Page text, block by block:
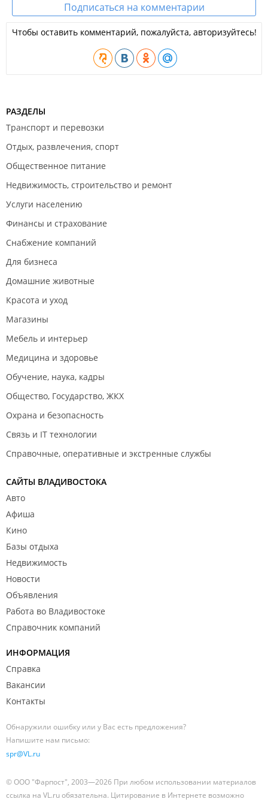
Подписаться на комментарии
Чтобы оставить комментарий, пожалуйста, авторизуйтесь!
РАЗДЕЛЫ
Транспорт и перевозки
Отдых, развлечения, спорт
Общественное питание
Недвижимость, строительство и ремонт
Услуги населению
Финансы и страхование
Снабжение компаний
Для бизнеса
Домашние животные
Красота и уход
Магазины
Мебель и интерьер
Медицина и здоровье
Обучение, наука, кадры
Общество, Государство, ЖКХ
Охрана и безопасность
Связь и IT технологии
Справочные, оперативные и экстренные службы
САЙТЫ ВЛАДИВОСТОКА
Авто
Афиша
Кино
Базы отдыха
Недвижимость
Новости
Объявления
Работа во Владивостоке
Справочник компаний
ИНФОРМАЦИЯ
Справка
Вакансии
Контакты
Обнаружили ошибку или у Вас есть предложения?
Напишите нам письмо:
spr@VL.ru
© ООО "Фарпост", 2003—2026 При любом использовании материалов
ссылка на VL.ru обязательна. Цитирование в Интернете возможно